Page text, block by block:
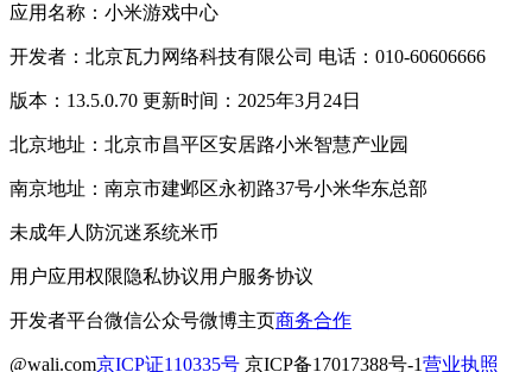
应用名称：小米游戏中心
开发者：北京瓦力网络科技有限公司 电话：010-60606666
版本：13.5.0.70 更新时间：2025年3月24日
北京地址：北京市昌平区安居路小米智慧产业园
南京地址：南京市建邺区永初路37号小米华东总部
未成年人防沉迷系统米币
用户应用权限隐私协议用户服务协议
开发者平台微信公众号微博主页商务合作
@wali.com京ICP证110335号 京ICP备17017388号-1营业执照